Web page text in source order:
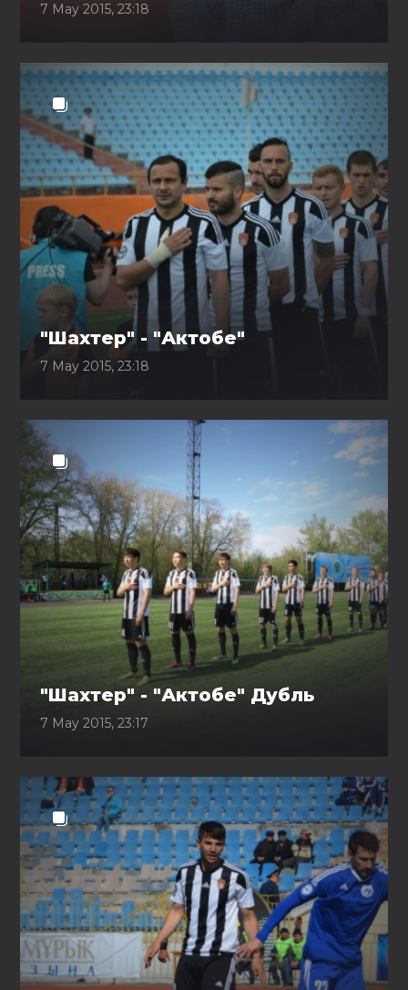
7 May 2015, 23:18
"Шахтер" - "Актобе"
7 May 2015, 23:18
"Шахтер" - "Актобе" Дубль
7 May 2015, 23:17